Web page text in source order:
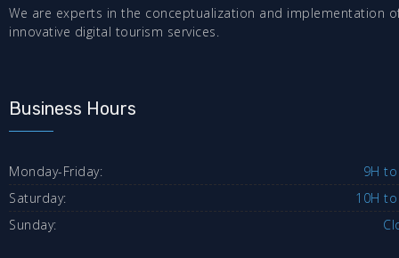
We are experts in the conceptualization and implementation
innovative digital tourism services.
Business Hours
Monday-Friday:
9H
Saturday:
10H
Sunday: